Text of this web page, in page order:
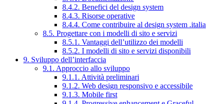
8.4.2. Benefici del design system
8.4.3. Risorse operative
8.4.4. Come contribuire al design system .italia
8.5. Progettare con i modelli di sito e servizi
8.5.1. Vantaggi dell’utilizzo dei modelli
8.5.2. I modelli di sito e servizi disponibili
9. Sviluppo dell’interfaccia
9.1. Approccio allo sviluppo
9.1.1. Attività preliminari
9.1.2. Web design responsivo e accessibile
9.1.3. Mobile first